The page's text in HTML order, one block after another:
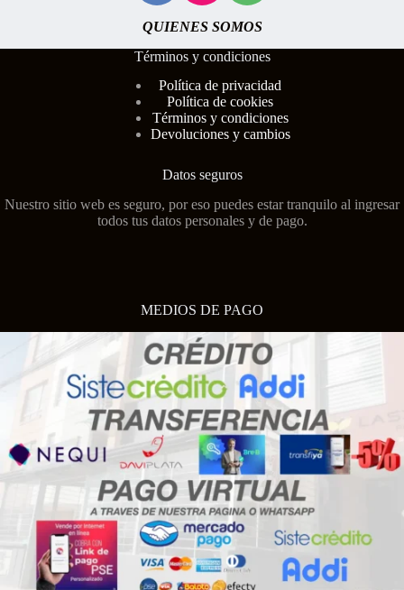
QUIENES SOMOS
Términos y condiciones
Política de privacidad
Política de cookies
Términos y condiciones
Devoluciones y cambios
Datos seguros
Nuestro sitio web es seguro, por eso puedes estar tranquilo al ingresar
todos tus datos personales y de pago.
MEDIOS DE PAGO